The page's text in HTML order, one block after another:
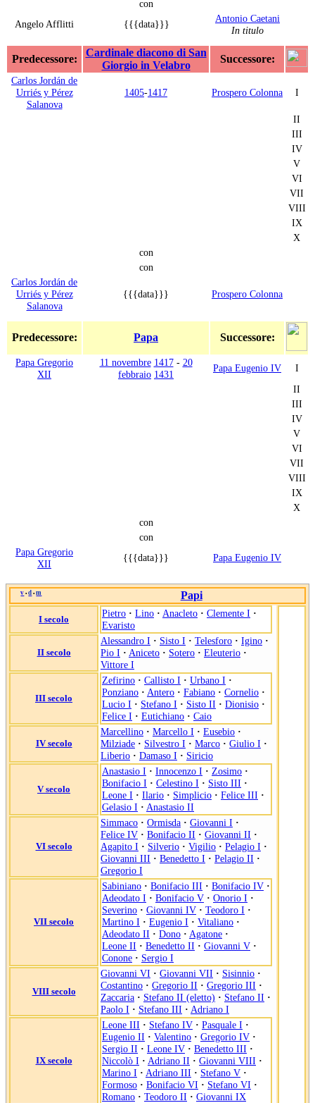
con
Angelo Afflitti
{{{data}}}
Antonio Caetani
In titulo
Predecessore:
Cardinale diacono di San
Giorgio in Velabro
Successore:
Carlos Jordán de
Urriés y Pérez
Salanova
1405-1417 Prospero Colonna I
II
III
IV
V
VI
VII
VIII
IX
X
con
con
Carlos Jordán de
Urriés y Pérez
Salanova
{{{data}}} Prospero Colonna
Predecessore: Papa Successore:
Papa Gregorio
XII
11 novembre 1417- 20
febbraio 1431
Papa Eugenio IV
I
II
III
IV
V
VI
VII
VIII
IX
X
con
con
Papa Gregorio
XII
{{{data}}} Papa Eugenio IV
v • d • m Papi
I secolo
Pietro · Lino · Anacleto · Clemente I ·
Evaristo
II secolo
Alessandro I · Sisto I · Telesforo · Igino ·
Pio I · Aniceto · Sotero · Eleuterio ·
Vittore I
III secolo
Zefirino · Callisto I · Urbano I ·
Ponziano · Antero · Fabiano · Cornelio ·
Lucio I · Stefano I · Sisto II · Dionisio ·
Felice I · Eutichiano · Caio
IV secolo
Marcellino · Marcello I · Eusebio ·
Milziade · Silvestro I · Marco · Giulio I ·
Liberio · Damaso I · Siricio
V secolo
Anastasio I · Innocenzo I · Zosimo ·
Bonifacio I · Celestino I · Sisto III ·
Leone I · Ilario · Simplicio · Felice III ·
Gelasio I · Anastasio II
VI secolo
Simmaco · Ormisda · Giovanni I ·
Felice IV · Bonifacio II · Giovanni II ·
Agapito I · Silverio · Vigilio · Pelagio I ·
Giovanni III · Benedetto I · Pelagio II ·
Gregorio I
VII secolo
Sabiniano · Bonifacio III · Bonifacio IV ·
Adeodato I · Bonifacio V · Onorio I ·
Severino · Giovanni IV · Teodoro I ·
Martino I · Eugenio I · Vitaliano ·
Adeodato II · Dono · Agatone ·
Leone II · Benedetto II · Giovanni V ·
Conone · Sergio I
VIII secolo
Giovanni VI · Giovanni VII · Sisinnio ·
Costantino · Gregorio II · Gregorio III ·
Zaccaria · Stefano II (eletto) · Stefano II ·
Paolo I · Stefano III · Adriano I
IX secolo
Leone III · Stefano IV · Pasquale I ·
Eugenio II · Valentino · Gregorio IV ·
Sergio II · Leone IV · Benedetto III ·
Niccolò I · Adriano II · Giovanni VIII ·
Marino I · Adriano III · Stefano V ·
Formoso · Bonifacio VI · Stefano VI ·
Romano · Teodoro II · Giovanni IX